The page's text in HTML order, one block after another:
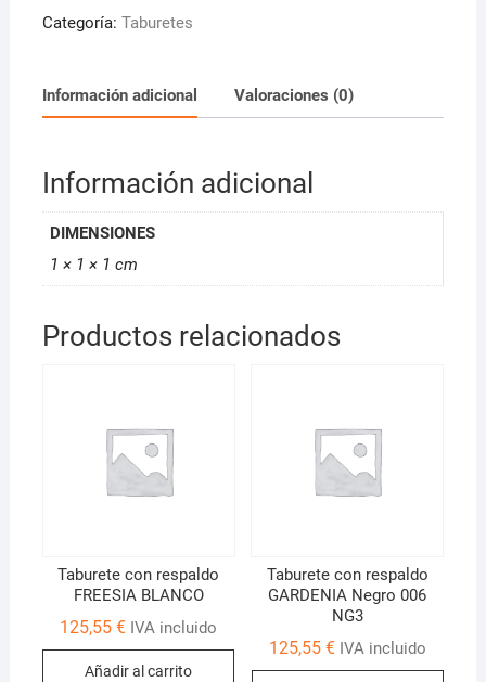
Negro
Reposapies
Acc01
Bomba
A
Gas
(Gardenia)
Categoría: Taburetes
Información adicional Valoraciones (0)
Información adicional
DIMENSIONES
1 × 1 × 1 cm
Productos relacionados
Taburete con respaldo
FREESIA BLANCO
125,55€ IVA incluido
Añadir al carrito
Taburete con respaldo
GARDENIA Negro 006
NG3
125,55 € IVA incluido